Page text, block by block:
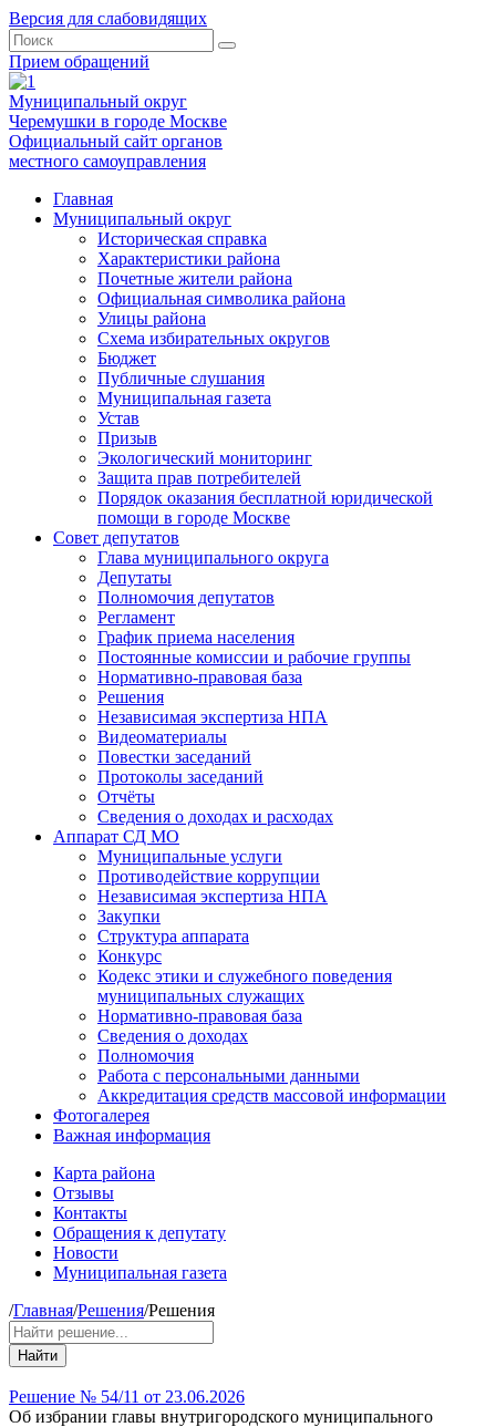
Версия для слабовидящих
Прием обращений
Муниципальный округ
Черемушки в городе Москве
Официальный сайт органов
местного самоуправления
Главная
Муниципальный округ
Историческая справка
Характеристики района
Почетные жители района
Официальная символика района
Улицы района
Схема избирательных округов
Бюджет
Публичные слушания
Муниципальная газета
Устав
Призыв
Экологический мониторинг
Защита прав потребителей
Порядок оказания бесплатной юридической
помощи в городе Москве
Совет депутатов
Глава муниципального округа
Депутаты
Полномочия депутатов
Регламент
График приема населения
Постоянные комиссии и рабочие группы
Нормативно-правовая база
Решения
Независимая экспертиза НПА
Видеоматериалы
Повестки заседаний
Протоколы заседаний
Отчёты
Сведения о доходах и расходах
Аппарат СД МО
Муниципальные услуги
Противодействие коррупции
Независимая экспертиза НПА
Закупки
Структура аппарата
Конкурс
Кодекс этики и служебного поведения
муниципальных служащих
Нормативно-правовая база
Сведения о доходах
Полномочия
Работа с персональными данными
Аккредитация средств массовой информации
Фотогалерея
Важная информация
Карта района
Отзывы
Контакты
Обращения к депутату
Новости
Муниципальная газета
/Главная/Решения/Решения
Найти
Решение № 54/11 от 23.06.2026
Об избрании главы внутригородского муниципального